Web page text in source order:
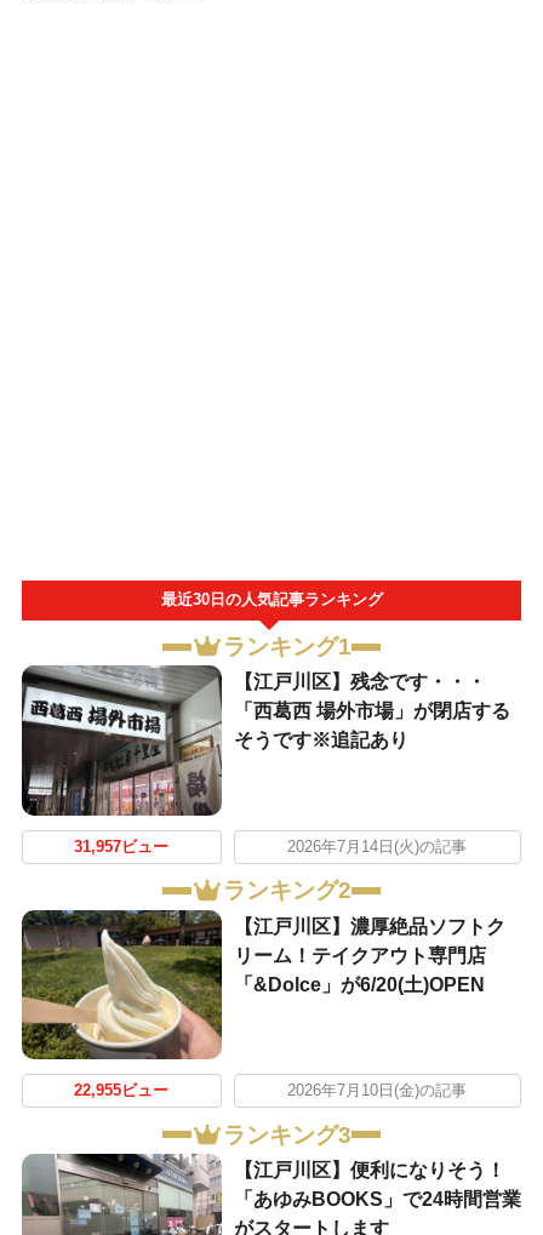
最近30日の人気記事ランキング
ランキング1
【江戸川区】残念です・・・
「西葛西 場外市場」が閉店する
そうです※追記あり
31,957ビュー 2026年7月14日(火)の記事
ランキング2
【江戸川区】濃厚絶品ソフトク
リーム！テイクアウト専門店
「&Dolce」が6/20(土)OPEN
22,955ビュー 2026年7月10日(金)の記事
ランキング3
【江戸川区】便利になりそう！
「あゆみBOOKS」で24時間営業
がスタートします